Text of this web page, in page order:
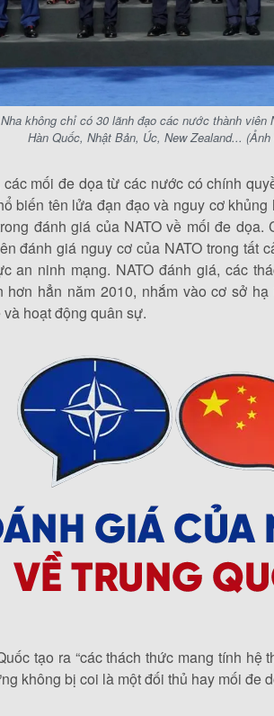
không chỉ có 30 lãnh đạo các nước thành
Hàn Quốc, Nhật Bản, Úc, New Zealand... (Ảnh
mối đe dọa từ các nước có chính
biến tên lửa đạn đạo và nguy cơ
đánh giá của NATO về mối đe dọa.
đánh giá nguy cơ của NATO trong tất
an ninh mạng. NATO đánh giá, các
hơn hẳn năm 2010, nhắm vào cơ sở
hoạt động quân sự.
tạo ra “các thách thức mang tính hệ
không bị coi là một đối thủ hay mối đe